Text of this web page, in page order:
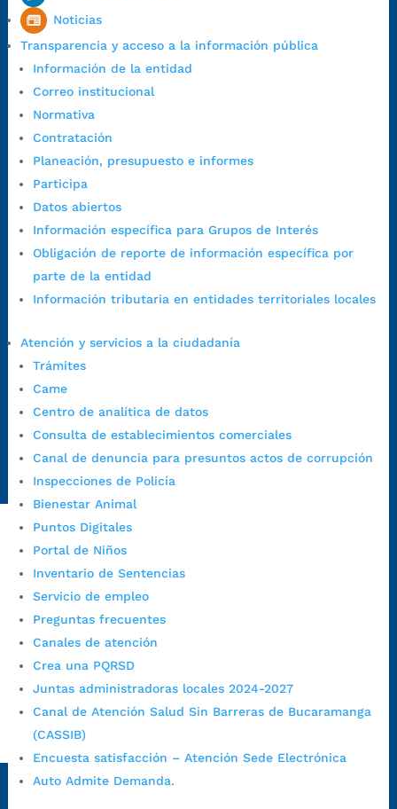
Noticias
Transparencia y acceso a la información pública
Información de la entidad
Correo institucional
Normativa
Contratación
Planeación, presupuesto e informes
Participa
Datos abiertos
Información específica para Grupos de Interés
Obligación de reporte de información específica por
parte de la entidad
Información tributaria en entidades territoriales locales
Atención y servicios a la ciudadanía
Trámites
Came
Centro de analítica de datos
Consulta de establecimientos comerciales
Canal de denuncia para presuntos actos de corrupción
Inspecciones de Policía
Bienestar Animal
Puntos Digitales
Portal de Niños
Inventario de Sentencias
Servicio de empleo
Preguntas frecuentes
Canales de atención
Crea una PQRSD
Juntas administradoras locales 2024-2027
Canal de Atención Salud Sin Barreras de Bucaramanga
(CASSIB)
Encuesta satisfacción – Atención Sede Electrónica
Auto Admite Demanda.
Horario de Atención:
1:00 p.m. a 5:30 p.m. / viernes jornada continua en el horario de
7:00 a.m. a 5:00 p.m., con 30 minutos de descanso al medio día.
Horario de Atención CAME (Central):
Lunes a jueves: 7:00 a.m. a 12:00 m y de 1:00 p.m. a 5:30 p.m.
Viernes: 7:00 a.m. a 5:00 p.m. en Jornada Continua con
30 minutos de descanso al medio día.
Horario de Atención CAME (Norte):
Dirección:Carrera 12 #16N-84 del barrio Kennedy.
Horario habitual de lunes a viernes en
a.m. a 3:00 p.m.
Teléfono Conmutador:+57 (607) 633 70 00
Líneagratuita:+57 (607) 652 55 55
Correo Institucional: contactenos@bucaramanga.gov.co
judiciales:
https://www.bucaramanga.gov.co/gobierno-ciudadanos-
1/secretarias/oficina-de-control-interno-disciplinario/
@AlcaldíaBGA
PrensaBucaramanga
Autorización de Tratamiento de Datos Personales